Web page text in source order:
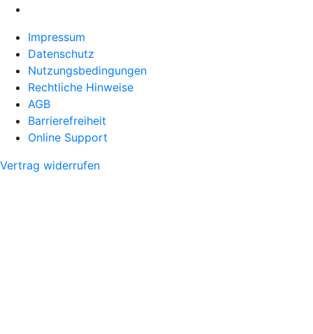
Impressum
Datenschutz
Nutzungsbedingungen
Rechtliche Hinweise
AGB
Barrierefreiheit
Online Support
Vertrag widerrufen